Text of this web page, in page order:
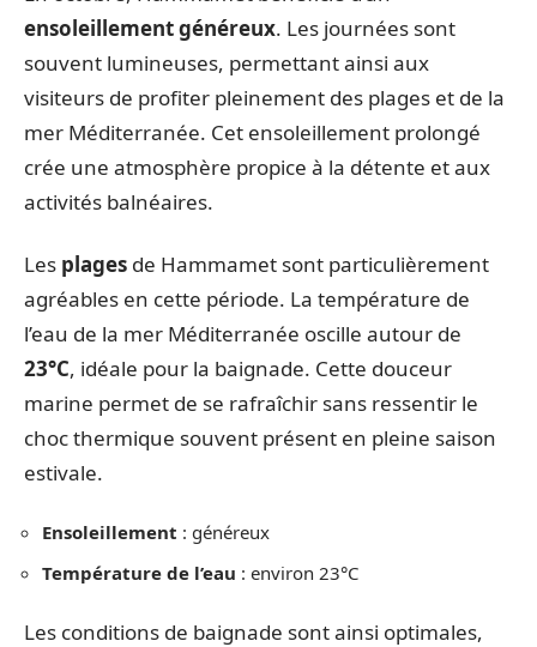
ensoleillement généreux. Les journées sont
souvent lumineuses, permettant ainsi aux
visiteurs de profiter pleinement des plages et de la
mer Méditerranée. Cet ensoleillement prolongé
crée une atmosphère propice à la détente et aux
activités balnéaires.
Les plages de Hammamet sont particulièrement
agréables en cette période. La température de
l’eau de la mer Méditerranée oscille autour de
23°C, idéale pour la baignade. Cette douceur
marine permet de se rafraîchir sans ressentir le
choc thermique souvent présent en pleine saison
estivale.
Ensoleillement : généreux
Température de l’eau : environ 23°C
Les conditions de baignade sont ainsi optimales,